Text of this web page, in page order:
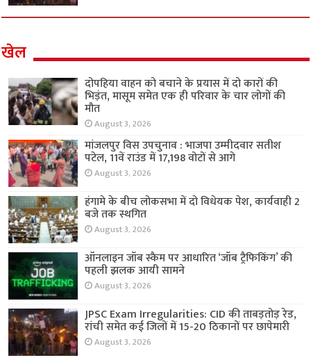
खेल
दोपहिया वाहन को बचाने के प्रयास में दो कारों की
भिड़ंत, मासूम समेत एक ही परिवार के चार लोगों की
मौत
August 3, 2026
मांजलपुर विस उपचुनाव : भाजपा उम्मीदवार सतीश
पटेल, 11वें राउंड में 17,198 वोटों से आगे
August 3, 2026
हंगामे के बीच लोकसभा में दो विधेयक पेश, कार्यवाही 2
बजे तक स्थगित
August 3, 2026
ऑनलाइन जॉब स्कैम पर आधारित ‘जॉब ट्रैफिकिंग’ की
पहली झलक आयी सामने
August 3, 2026
JPSC Exam Irregularities: CID की ताबड़तोड़ रेड,
रांची समेत कई जिलों में 15-20 ठिकानों पर छापेमारी
August 3, 2026